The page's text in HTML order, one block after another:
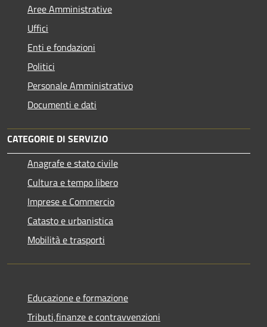
Aree Amministrative
Uffici
Enti e fondazioni
Politici
Personale Amministrativo
Documenti e dati
CATEGORIE DI SERVIZIO
Anagrafe e stato civile
Cultura e tempo libero
Imprese e Commercio
Catasto e urbanistica
Mobilità e trasporti
Educazione e formazione
Tributi,finanze e contravvenzioni